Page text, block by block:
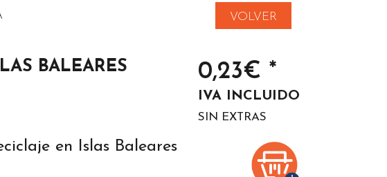
VOLVER
BALEARES 0,23€ *
IVA INCLUIDO
SIN EXTRAS
en Islas Baleares